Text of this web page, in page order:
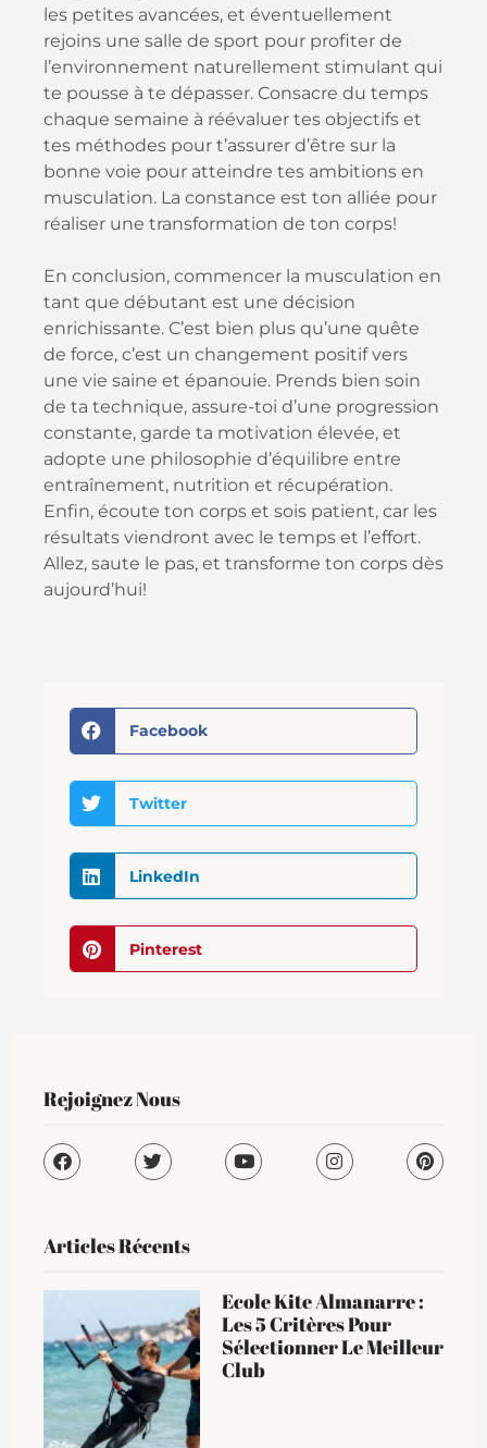
les petites avancées, et éventuellement
rejoins une salle de sport pour profiter de
l’environnement naturellement stimulant qui
te pousse à te dépasser. Consacre du temps
chaque semaine à réévaluer tes objectifs et
tes méthodes pour t’assurer d’être sur la
bonne voie pour atteindre tes ambitions en
musculation. La constance est ton alliée pour
réaliser une transformation de ton corps!
En conclusion, commencer la musculation en
tant que débutant est une décision
enrichissante. C’est bien plus qu’une quête
de force, c’est un changement positif vers
une vie saine et épanouie. Prends bien soin
de ta technique, assure-toi d’une progression
constante, garde ta motivation élevée, et
adopte une philosophie d’équilibre entre
entraînement, nutrition et récupération.
Enfin, écoute ton corps et sois patient, car les
résultats viendront avec le temps et l’effort.
Allez, saute le pas, et transforme ton corps dès
aujourd’hui!
Facebook
Twitter
LinkedIn
Pinterest
Rejoignez Nous
Articles Récents
Ecole Kite Almanarre :
Les 5 Critères Pour
Sélectionner Le Meilleur
Club